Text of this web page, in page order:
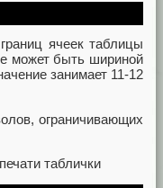
ячеек таблицы
может быть шириной
занимает 11-12
ограничивающих
таблички